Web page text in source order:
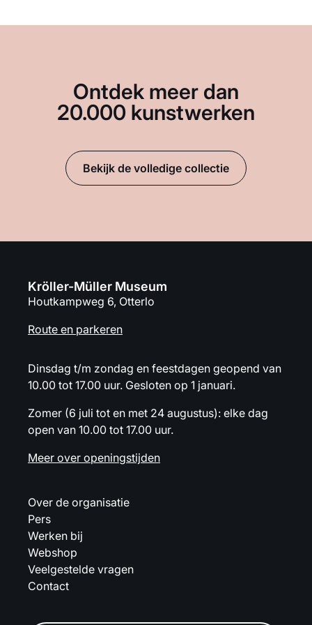
Ontdek meer dan
20.000 kunstwerken
Bekijk de volledige collectie
Kröller-Müller Museum
Houtkampweg 6, Otterlo
Route en parkeren
Dinsdag t/m zondag en feestdagen geopend van
10.00 tot 17.00 uur. Gesloten op 1 januari.
Zomer (6 juli tot en met 24 augustus): elke dag
open van 10.00 tot 17.00 uur.
Meer over openingstijden
Over de organisatie
Pers
Werken bij
Webshop
Veelgestelde vragen
Contact